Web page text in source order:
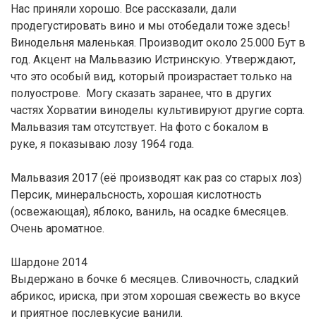
Нас приняли хорошо. Все рассказали, дали
продегустировать вино и мы отобедали тоже здесь!
Винодельня маленькая. Производит около 25.000 Бут в
год. Акцент на Мальвазию Истринскую. Утверждают,
что это особый вид, который произрастает только на
полуострове. Могу сказать заранее, что в других
частях Хорватии виноделы культивируют другие сорта.
Мальвазия там отсутствует. На фото с бокалом в
руке, я показываю лозу 1964 года.
Мальвазия 2017 (её производят как раз со старых лоз)
Персик, минеральсность, хорошая кислотность
(освежающая), яблоко, ваниль, на осадке 6месяцев.
Очень ароматное.
Шардоне 2014
Выдержано в бочке 6 месяцев. Сливочность, сладкий
абрикос, ириска, при этом хорошая свежесть во вкусе
и приятное послевкусие ванили.